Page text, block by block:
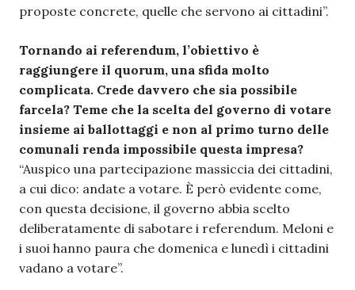
proposte concrete, quelle che servono ai cittadini”.
Tornando ai referendum, l’obiettivo è
raggiungere il quorum, una sfida molto
complicata. Crede davvero che sia possibile
farcela? Teme che la scelta del governo di votare
insieme ai ballottaggi e non al primo turno delle
comunali renda impossibile questa impresa?
“Auspico una partecipazione massiccia dei cittadini,
a cui dico: andate a votare. È però evidente come,
con questa decisione, il governo abbia scelto
deliberatamente di sabotare i referendum. Meloni e
i suoi hanno paura che domenica e lunedì i cittadini
vadano a votare”.